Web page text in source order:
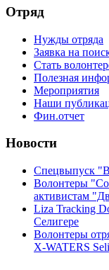
Отряд
Нужды отряда
Заявка на
Стать
Полезная
Мероприятия
Наши
Фин.отчет
Новости
Спецвыпуск
Волонтеры
активистам
Liza Tracking
Селигере
Волонтеры
X-WATERS